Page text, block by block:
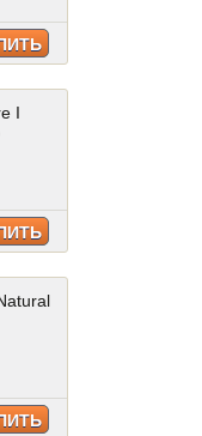
I